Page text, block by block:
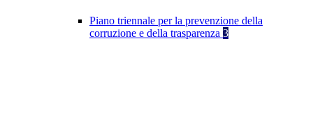
Piano triennale per la prevenzione della
corruzione e della trasparenza 3